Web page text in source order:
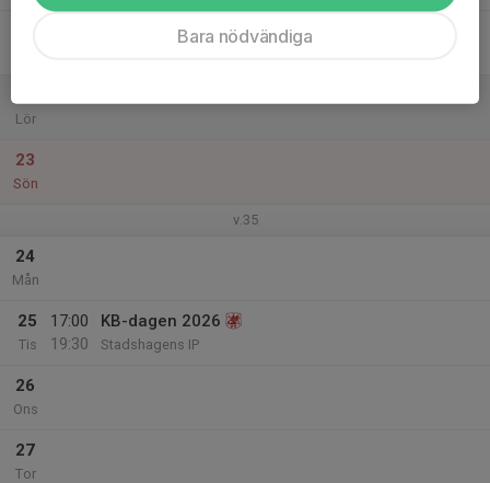
Lör
23
Sön
v.35
24
Mån
25
Tis
17:00
19:30
KB-dagen 2026
Stadshagens IP
26
Ons
27
Tor
Bara nödvändiga